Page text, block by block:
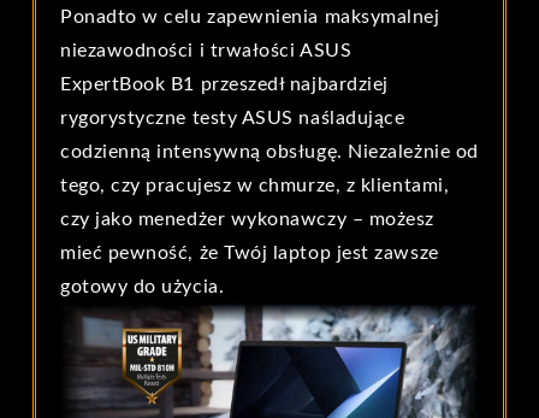
Ponadto w celu zapewnienia maksymalnej
niezawodności i trwałości ASUS
ExpertBook B1 przeszedł najbardziej
rygorystyczne testy ASUS naśladujące
codzienną intensywną obsługę. Niezależnie od
tego, czy pracujesz w chmurze, z klientami,
czy jako menedżer wykonawczy – możesz
mieć pewność, że Twój laptop jest zawsze
gotowy do użycia.